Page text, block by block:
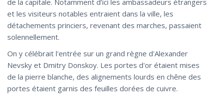
et les visiteurs notables entraient dans la ville, les
détachements princiers, revenant des marches, passaient
solennellement.
On y célébrait l'entrée sur un grand règne d'Alexander
Nevsky et Dmitry Donskoy. Les portes d'or étaient mises
de la pierre blanche, des alignements lourds en chêne des
portes étaient garnis des feuilles dorées de cuivre.